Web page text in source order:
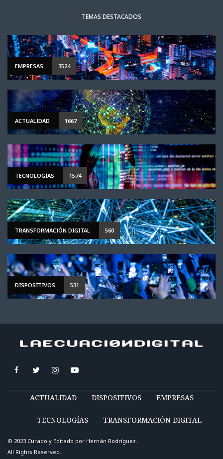
TEMAS DESTACADOS
EMPRESAS 3524
ACTUALIDAD 1667
TECNOLOGÍAS 1574
TRANSFORMACIÓN DIGITAL 560
DISPOSITIVOS 531
ACTUALIDAD DISPOSITIVOS EMPRESAS
TECNOLOGÍAS TRANSFORMACIÓN DIGITAL
© 2023 Curado y Editado por Hernán Rodríguez.
All Rights Reserved.